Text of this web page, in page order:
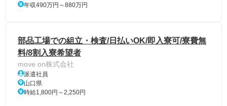
年収490万円～880万円
部品工場での組立・検査/日払いOK/即入寮可/寮費無
料/8割入寮希望者
move on株式会社
派遣社員
山口県
時給1,800円～2,250円